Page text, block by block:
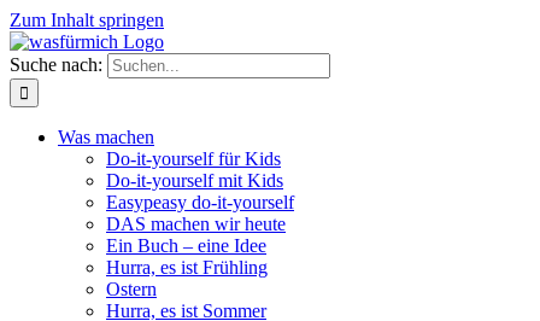
Zum Inhalt springen
Suche nach:
Was machen
Do-it-yourself für Kids
Do-it-yourself mit Kids
Easypeasy do-it-yourself
DAS machen wir heute
Ein Buch – eine Idee
Hurra, es ist Frühling
Ostern
Hurra, es ist Sommer